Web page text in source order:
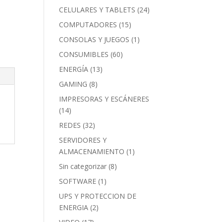
CELULARES Y TABLETS (24)
COMPUTADORES (15)
CONSOLAS Y JUEGOS (1)
CONSUMIBLES (60)
ENERGÍA (13)
GAMING (8)
IMPRESORAS Y ESCÁNERES
(14)
REDES (32)
SERVIDORES Y
ALMACENAMIENTO (1)
Sin categorizar (8)
SOFTWARE (1)
UPS Y PROTECCION DE
ENERGIA (2)